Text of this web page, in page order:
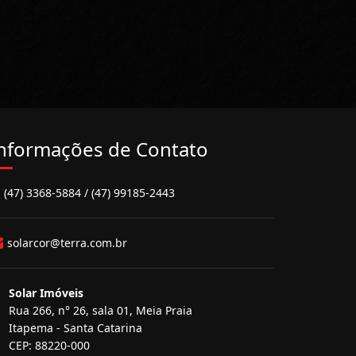
de Contato
(47) 3368-5884 / (47) 99185-2443
solarcor@terra.com.br
Solar Imóveis
Rua 266, n° 26, sala 01, Meia Praia
Itapema - Santa Catarina
CEP: 88220-000